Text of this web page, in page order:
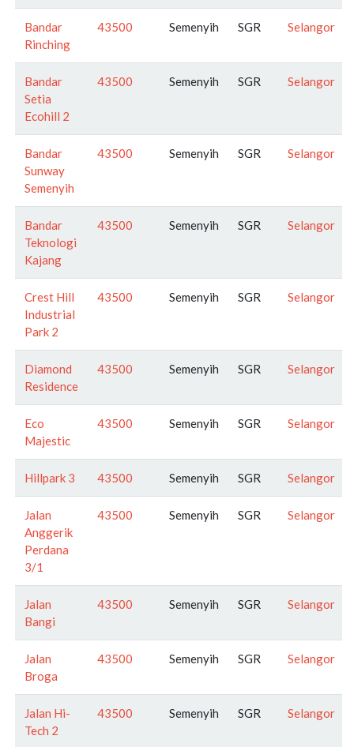
Bandar
Rinching
43500 Semenyih SGR Selangor
Bandar
Setia
Ecohill 2
43500 Semenyih SGR Selangor
Bandar
Sunway
Semenyih
43500 Semenyih SGR Selangor
Bandar
Teknologi
Kajang
43500 Semenyih SGR Selangor
Crest Hill
Industrial
Park 2
43500 Semenyih SGR Selangor
Diamond
Residence
43500 Semenyih SGR Selangor
Eco
Majestic
43500 Semenyih SGR Selangor
Hillpark 3 43500 Semenyih SGR Selangor
Jalan
Anggerik
Perdana
3/1
43500 Semenyih SGR Selangor
Jalan
Bangi
43500 Semenyih SGR Selangor
Jalan
Broga
43500 Semenyih SGR Selangor
Jalan Hi-
Tech 2
43500 Semenyih SGR Selangor